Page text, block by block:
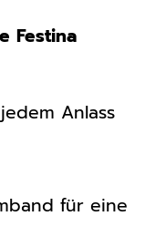
Festina
Anlass
für eine